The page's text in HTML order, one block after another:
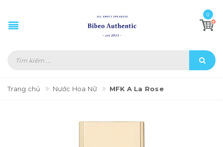
0
Trang chủ Nước Hoa Nữ MFK A La Rose